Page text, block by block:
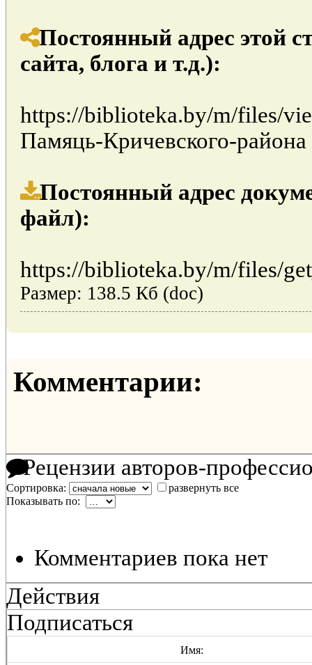
Постоянный адрес этой
сайта, блога и т.д.):
https://biblioteka.by/m/files/
Памяць-Кричевского-района
Постоянный адрес
файл):
https://biblioteka.by/m/files/
Размер: 138.5 Кб (doc)
Комментарии:
Рецензии авторов-
Сортировка:
развернуть все
Показывать по:
Комментариев пока нет
Действия
Подписаться
Имя: